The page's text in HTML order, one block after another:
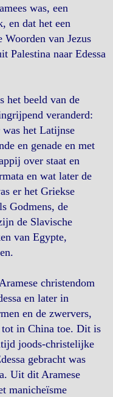
was, een
en dat het een
van Jezus
Palestina naar Edessa
het beeld van de
veranderd:
was het Latijnse
en genade en met
over staat en
en wat later de
er het Griekse
Godmens, de
de Slavische
van Egypte,
christendom
en later in
en de zwervers,
in China toe. Dit is
joods-christelijke
gebracht was
Uit dit Aramese
manicheïsme